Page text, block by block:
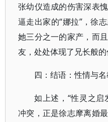
张幼仪造成的伤害深表
逼走出家的“娜拉”，徐
她三分之一的家产，而
友，处处体现了兄长般的
四：结语：性情与
如上述，“性灵之启
冲突，正是徐志摩离婚